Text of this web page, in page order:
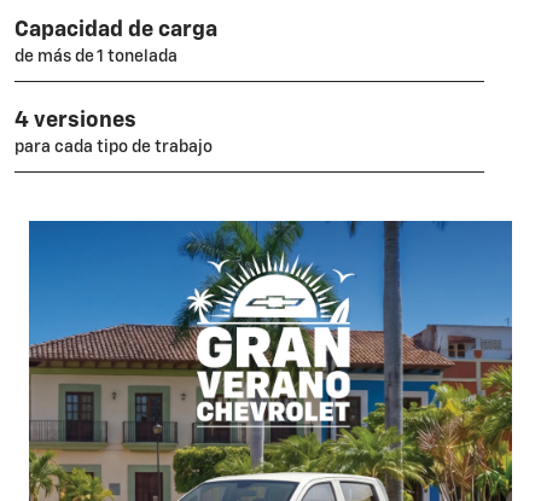
Capacidad de carga
de más de 1 tonelada
4 versiones
para cada tipo de trabajo